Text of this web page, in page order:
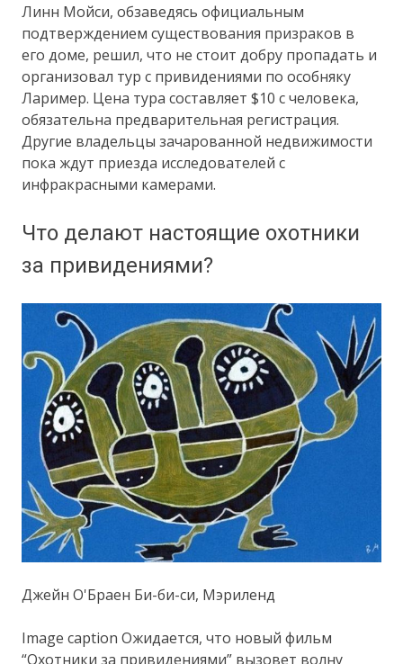
Линн Мойси, обзаведясь официальным
подтверждением существования призраков в
его доме, решил, что не стоит добру пропадать и
организовал тур с привидениями по особняку
Лаример. Цена тура составляет $10 с человека,
обязательна предварительная регистрация.
Другие владельцы зачарованной недвижимости
пока ждут приезда исследователей с
инфракрасными камерами.
Что делают настоящие охотники
за привидениями?
Джейн О'Браен Би-би-си, Мэриленд
Image caption Ожидается, что новый фильм
“Охотники за привидениями” вызовет волну